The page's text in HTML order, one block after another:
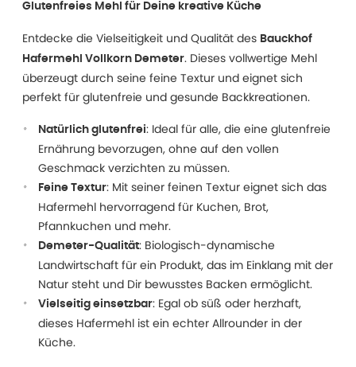
Glutenfreies Mehl für Deine kreative Küche
Entdecke die Vielseitigkeit und Qualität des Bauckhof
Hafermehl Vollkorn Demeter. Dieses vollwertige Mehl
überzeugt durch seine feine Textur und eignet sich
perfekt für glutenfreie und gesunde Backkreationen.
Natürlich glutenfrei: Ideal für alle, die eine glutenfreie
Ernährung bevorzugen, ohne auf den vollen
Geschmack verzichten zu müssen.
Feine Textur: Mit seiner feinen Textur eignet sich das
Hafermehl hervorragend für Kuchen, Brot,
Pfannkuchen und mehr.
Demeter-Qualität: Biologisch-dynamische
Landwirtschaft für ein Produkt, das im Einklang mit der
Natur steht und Dir bewusstes Backen ermöglicht.
Vielseitig einsetzbar: Egal ob süß oder herzhaft,
dieses Hafermehl ist ein echter Allrounder in der
Küche.